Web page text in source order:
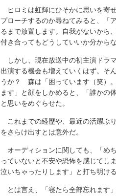
ヒロミは虹輝にひそかに思いを寄
プローチするのか尋ねてみると、「
るまで放置します。自我がないから
付き合ってもどうしていいか分から
しかし、現在放送中の初主演ドラ
出演する機会も増えていくはず。そ
うか？ 森は「困っています（笑）
ます」と顔をしかめると、「誰かの
と思いをめぐらせた。
これまでの経歴や、最近の活躍ぶ
をさらけ出すとは意外だ。
オーディションに関しても、「め
っていないと不安や恐怖を感じてし
泣いちゃったりします」と打ち明ける
とは言え、「寝たら全部忘れます